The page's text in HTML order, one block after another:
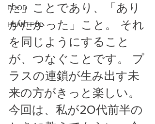
FOOD
HEARTFUL
た」ことであり、「あり
がたかった」こと。 それ
を同じようにすること
が、つなぐことです。 プ
ラスの連鎖が生み出す未
来の方がきっと楽しい。
今回は、私が20代前半の